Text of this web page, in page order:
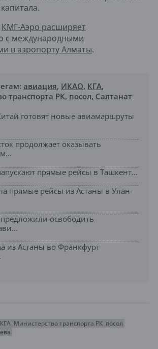
КМГ-Аэро расширяет
с международными
в аэропорту Алматы.
авиация, ИКАО, КГА,
транспорта РК, посол, Салтанат
готовят новые авиамаршруты
продолжает оказывать
прямые рейсы в Ташкент...
прямые рейсы из Астаны в Улан-
предложили освободить
из Астаны во Франкфурт
КГА Министерство транспорта РК посол